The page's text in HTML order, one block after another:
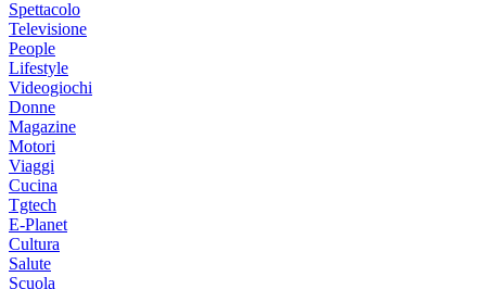
Spettacolo
Televisione
People
Lifestyle
Videogiochi
Donne
Magazine
Motori
Viaggi
Cucina
Tgtech
E-Planet
Cultura
Salute
Scuola